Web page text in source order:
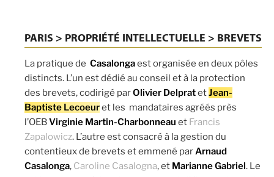
PARIS > PROPRIÉTÉ INTELLECTUELLE > BREVETS
La pratique de Casalongaest organisée en deux pôles
distincts. L’un est dédié au conseil et à la protection
des brevets, codirigé parOlivier DelpratetJean-
Baptiste Lecoeuret les mandataires agréés près
l’OEBVirginie Martin-Charbonneau et Francis
Zapalowicz. L’autre est consacré à la gestion du
contentieux de brevets et emmené par Arnaud
Casalonga, Caroline Casalogna, et Marianne Gabriel. Le